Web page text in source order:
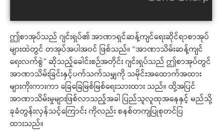
ဤစာအုပ်သည် ဂျင်းရှပ်၏ အာဏာရှင်ဆန့်ကျင်ရေးဆိုင်ရာစာအုပ်
များထဲတွင် တအုပ်အပါအဝင် ဖြစ်သည်။ “အာဏာသိမ်းဆန့်ကျင်
ရေးလက်စွဲ” ဆိုသည့်ခေါင်းစဉ်အတိုင်း ဂျင်းရှပ်သည် ဤစာအုပ်တွင်
အာဏာသိမ်းခြင်းနှင့်ပက်သက်သမျှကို သမိုင်းအထောက်အထား
များကိုးကားကာ ခြေခြေမြစ်မြစ်ရေးသားထား သည်။ ထို့အပြင်
အာဏာသိမ်းမှုများဖြစ်လာသည့်အခါ ပြည်သူလူထုအနေနှင့် မည်သို့
ခုခံတွန်းလှန်သင့်ကြောင်း ကိုလည်း စနစ်တကျပြုစုတင်ပြ
ထားသည်။